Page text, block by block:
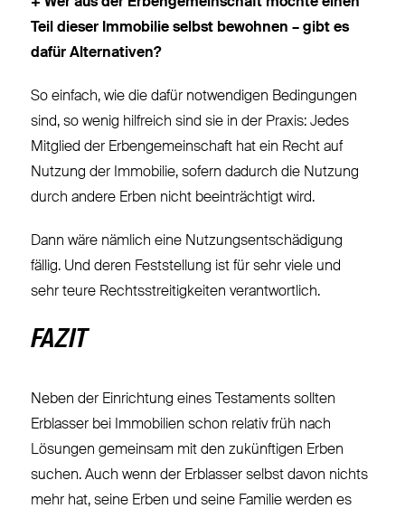
Teil dieser Immobilie selbst bewohnen – gibt es
dafür Alternativen?
So einfach, wie die dafür notwendigen Bedingungen
sind, so wenig hilfreich sind sie in der Praxis: Jedes
Mitglied der Erbengemeinschaft hat ein Recht auf
Nutzung der Immobilie, sofern dadurch die Nutzung
durch andere Erben nicht beeinträchtigt wird.
Dann wäre nämlich eine Nutzungsentschädigung
fällig. Und deren Feststellung ist für sehr viele und
sehr teure Rechtsstreitigkeiten verantwortlich.
FAZIT
Neben der Einrichtung eines Testaments sollten
Erblasser bei Immobilien schon relativ früh nach
Lösungen gemeinsam mit den zukünftigen Erben
suchen. Auch wenn der Erblasser selbst davon nichts
mehr hat, seine Erben und seine Familie werden es